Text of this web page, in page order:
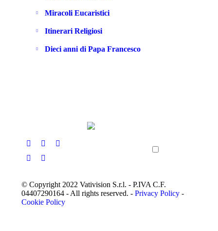
Miracoli Eucaristici
Itinerari Religiosi
Dieci anni di Papa Francesco
© Copyright 2022 Vativision S.r.l. - P.IVA C.F.
04407290164 - All rights reserved. - Privacy Policy -
Cookie Policy